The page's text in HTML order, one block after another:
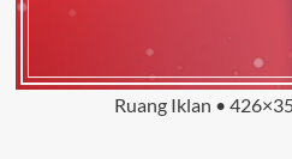
Ruang Iklan •